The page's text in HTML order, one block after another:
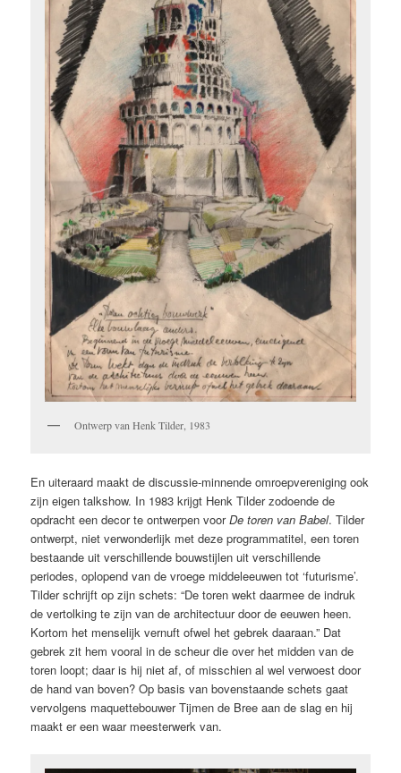
Ontwerp van Henk Tilder, 1983
En uiteraard maakt de discussie-minnende omroepvereniging ook
zijn eigen talkshow. In 1983 krijgt Henk Tilder zodoende de
opdracht een decor te ontwerpen voorDe toren van Babel. Tilder
ontwerpt, niet verwonderlijk met deze programmatitel, een toren
bestaande uit verschillende bouwstijlen uit verschillende
periodes, oplopend van de vroege middeleeuwen tot ‘futurisme’.
Tilder schrijft op zijn schets: “De toren wekt daarmee de indruk
de vertolking te zijn van de architectuur door de eeuwen heen.
Kortom het menselijk vernuft ofwel het gebrek daaraan.” Dat
gebrek zit hem vooral in de scheur die over het midden van de
toren loopt; daar is hij niet af, of misschien al wel verwoest door
de hand van boven? Op basis van bovenstaande schets gaat
vervolgens maquettebouwer Tijmen de Bree aan de slag en hij
maakt er een waar meesterwerk van.